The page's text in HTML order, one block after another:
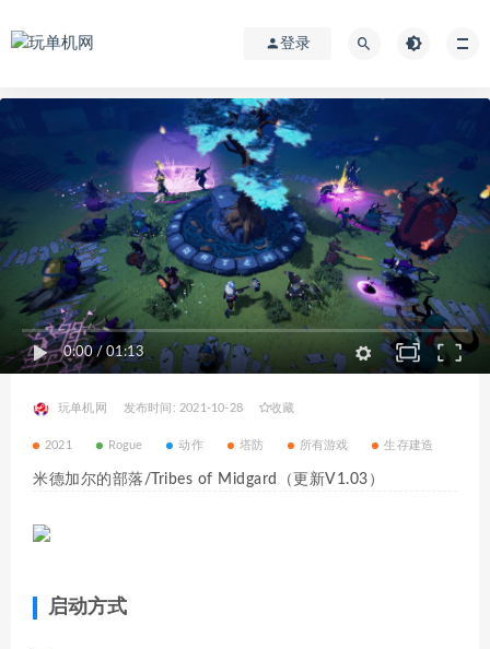
登录
0:00/ 01:13
玩单机网 发布时间: 2021-10-28 收藏
2021 Rogue 动作 塔防 所有游戏 生存建造
米德加尔的部落/Tribes of Midgard（更新V1.03）
启动方式